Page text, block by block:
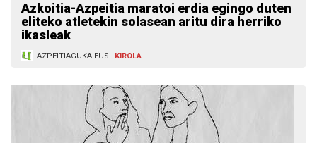
Azkoitia-Azpeitia maratoi erdia egingo duten
eliteko atletekin solasean aritu dira herriko
ikasleak
AZPEITIAGUKA.EUS KIROLA